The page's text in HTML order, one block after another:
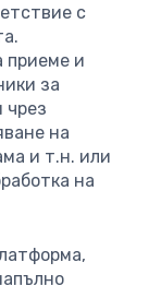
с
приеме и
за
чрез
на
и т.н. или
на